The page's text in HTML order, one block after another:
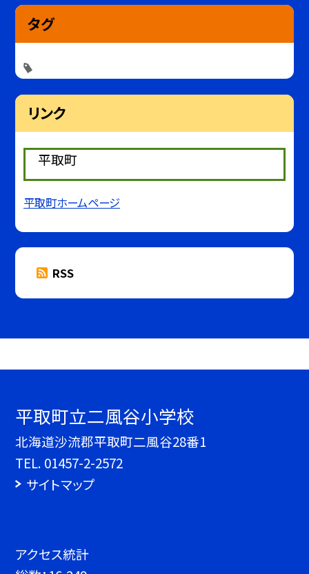
タグ
リンク
平取町
平取町ホームページ
RSS
平取町立二風谷小学校
北海道沙流郡平取町二風谷28番1
TEL. 01457-2-2572
サイトマップ
アクセス統計